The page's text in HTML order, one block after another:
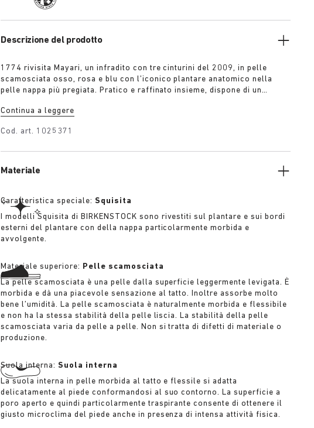
Descrizione del prodotto
1774 rivisita Mayari, un infradito con tre cinturini del 2009, in pelle
scamosciata osso, rosa e blu con l’iconico plantare anatomico nella
pelle nappa più pregiata. Pratico e raffinato insieme, dispone di un
di dare uno slancio al passo.
Continua a leggere
Cod. art. 1025371
Materiale
Caratteristica speciale: Squisita
I modelli Squisita di BIRKENSTOCK sono rivestiti sul plantare e sui bordi
esterni del plantare con della nappa particolarmente morbida e
avvolgente.
Materiale superiore: Pelle scamosciata
La pelle scamosciata è una pelle dalla superficie leggermente levigata. È
morbida e dà una piacevole sensazione al tatto. Inoltre assorbe molto
bene l’umidità. La pelle scamosciata è naturalmente morbida e flessibile
e non ha la stessa stabilità della pelle liscia. La stabilità della pelle
scamosciata varia da pelle a pelle. Non si tratta di difetti di materiale o
produzione.
Suola interna:Suola interna
La suola interna in pelle morbida al tatto e flessile si adatta
delicatamente al piede conformandosi al suo contorno. La superficie a
poro aperto e quindi particolarmente traspirante consente di ottenere il
giusto microclima del piede anche in presenza di intensa attività fisica.